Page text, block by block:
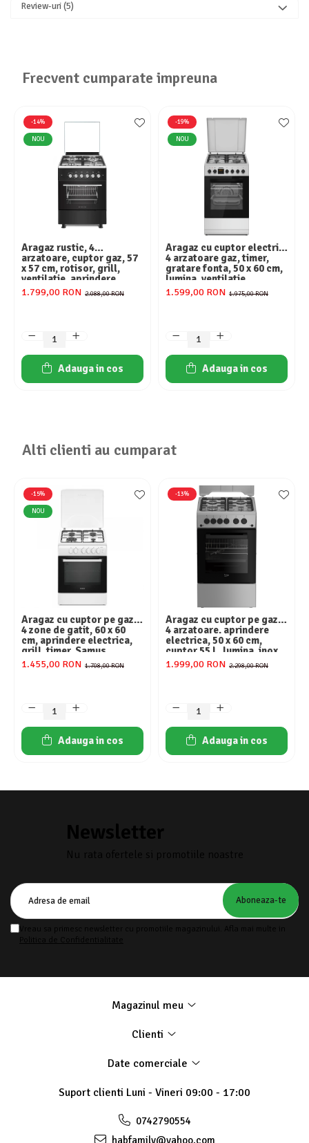
Review-uri(5)
Frecvent cumparate impreuna
-14%
NOU
Aragaz rustic, 4
arzatoare, cuptor gaz, 57
x 57 cm, rotisor, grill,
ventilatie, aprindere
electrica, gratare fonta,
negru + plita inox, Studio
2.088,00 RON
1.799,00 RON
Adauga in cos
-19%
NOU
Aragaz cu cuptor electric,
4 arzatoare gaz, timer,
gratare fonta, 50 x 60 cm,
lumina, ventilatie,
argintiu, HEINNER
1.975,00 RON
1.599,00 RON
Adauga in cos
Alti clienti au cumparat
-15%
NOU
Aragaz cu cuptor pe gaz,
4 zone de gatit, 60 x 60
cm, aprindere electrica,
grill, timer, Samus
1.708,00 RON
1.455,00 RON
Adauga in cos
-13%
Aragaz cu cuptor pe gaz,
4 arzatoare. aprindere
electrica, 50 x 60 cm,
cuptor 55 L, lumina, inox,
BEKO
2.298,00 RON
1.999,00 RON
Adauga in cos
Newsletter
Nu rata ofertele si promotiile noastre
Vreau sa primesc newsletter cu promotiile magazinului. Afla mai multe in
Politica de Confidentialitate
Magazinul meu
Clienti
Date comerciale
Suport clienti Luni - Vineri 09:00 - 17:00
0742790554
habfamily@yahoo.com